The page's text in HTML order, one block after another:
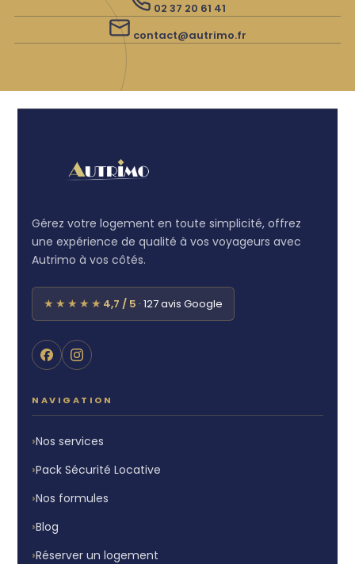
02 37 20 61 41
contact@autrimo.fr
Gérez votre logement en toute simplicité, offrez
une expérience de qualité à vos voyageurs avec
Autrimo à vos côtés.
★★★★★ 4,7 / 5 · 127 avis Google
NAVIGATION
Nos services
Pack Sécurité Locative
Nos formules
Blog
Réserver un logement